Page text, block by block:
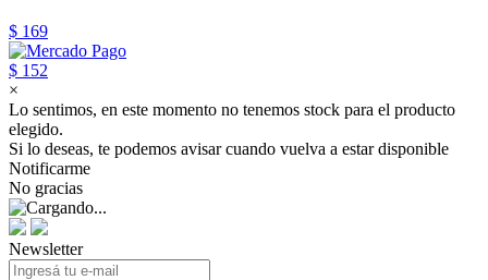
$ 169
$ 152
×
Lo sentimos, en este momento no tenemos stock para el producto
elegido.
Si lo deseas, te podemos avisar cuando vuelva a estar disponible
Notificarme
No gracias
Newsletter